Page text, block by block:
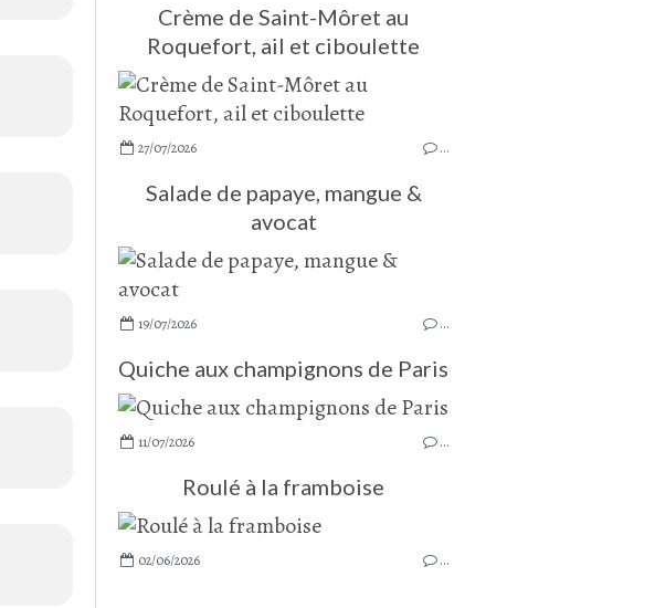
Crème de Saint-Môret au
Roquefort, ail et ciboulette
27/07/2026 …
Salade de papaye, mangue &
avocat
19/07/2026 …
Quiche aux champignons de Paris
11/07/2026 …
Roulé à la framboise
02/06/2026 …